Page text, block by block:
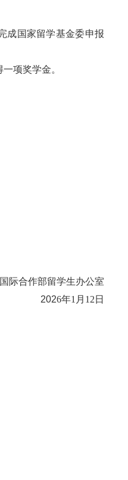
成国家留学基金委申报
项奖学金。
际合作部留学生办公室
2026年1 月 12 日